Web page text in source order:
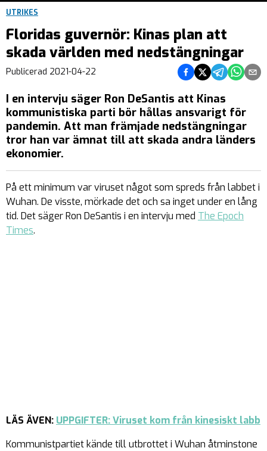
UTRIKES
Floridas guvernör: Kinas plan att
skada världen med nedstängningar
Publicerad 2021-04-22 Dela på Facebook
Dela på Twitter
Dela påDela på
Dela
I en intervju säger Ron DeSantis att Kinas
kommunistiska parti bör hållas ansvarigt för
pandemin. Att man främjade nedstängningar
tror han var ämnat till att skada andra länders
ekonomier.
På ett minimum var viruset något som spreds från labbet i
Wuhan. De visste, mörkade det och sa inget under en lång
tid. Det säger Ron DeSantis i en intervju med The Epoch
Times.
LÄS ÄVEN: UPPGIFTER: Viruset kom från kinesiskt labb
Kommunistpartiet kände till utbrottet i Wuhan åtminstone